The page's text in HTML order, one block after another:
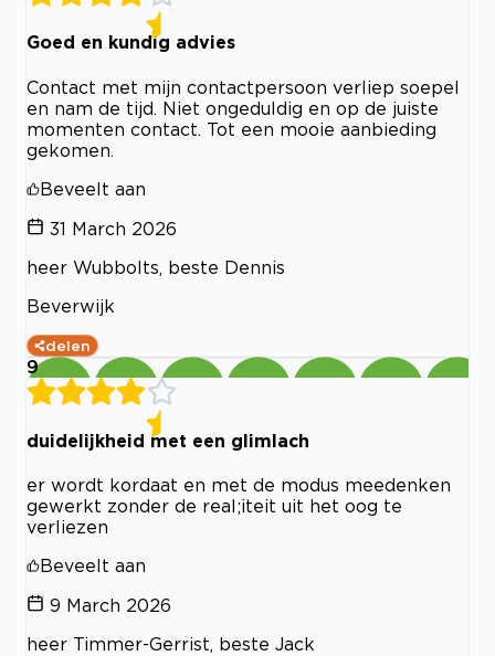
Goed en kundig advies
Contact met mijn contactpersoon verliep soepel
en nam de tijd. Niet ongeduldig en op de juiste
momenten contact. Tot een mooie aanbieding
gekomen.
Beveelt aan
31 March 2026
heer Wubbolts, beste Dennis
Beverwijk
delen
9
duidelijkheid met een glimlach
er wordt kordaat en met de modus meedenken
gewerkt zonder de real;iteit uit het oog te
verliezen
Beveelt aan
9 March 2026
heer Timmer-Gerrist, beste Jack